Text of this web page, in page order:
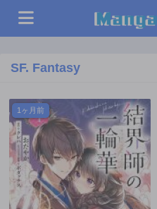
SF. Fantasy
1ヶ月前